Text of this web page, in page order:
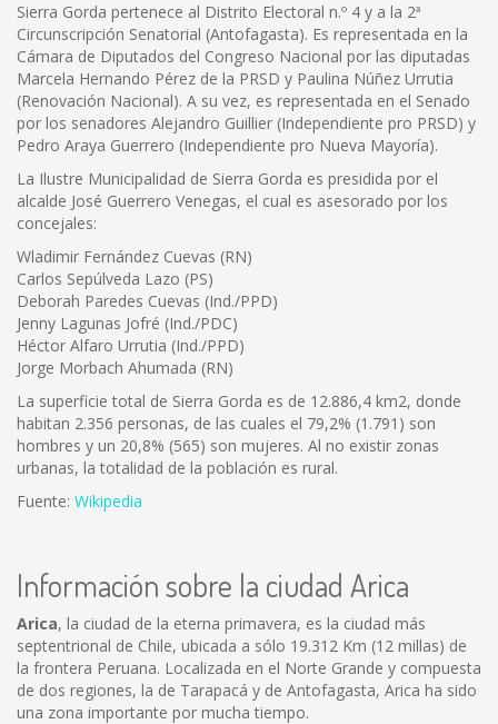
Sierra Gorda pertenece al Distrito Electoral n.º 4 y a la 2ª
Circunscripción Senatorial (Antofagasta). Es representada en la
Cámara de Diputados del Congreso Nacional por las diputadas
Marcela Hernando Pérez de la PRSD y Paulina Núñez Urrutia
(Renovación Nacional). A su vez, es representada en el Senado
por los senadores Alejandro Guillier (Independiente pro PRSD) y
Pedro Araya Guerrero (Independiente pro Nueva Mayoría).
La Ilustre Municipalidad de Sierra Gorda es presidida por el
alcalde José Guerrero Venegas, el cual es asesorado por los
concejales:
Wladimir Fernández Cuevas (RN)
Carlos Sepúlveda Lazo (PS)
Deborah Paredes Cuevas (Ind./PPD)
Jenny Lagunas Jofré (Ind./PDC)
Héctor Alfaro Urrutia (Ind./PPD)
Jorge Morbach Ahumada (RN)
La superficie total de Sierra Gorda es de 12.886,4 km2, donde
habitan 2.356 personas, de las cuales el 79,2% (1.791) son
hombres y un 20,8% (565) son mujeres. Al no existir zonas
urbanas, la totalidad de la población es rural.
Fuente: Wikipedia
Información sobre la ciudad Arica
Arica, la ciudad de la eterna primavera, es la ciudad más
septentrional de Chile, ubicada a sólo 19.312 Km (12 millas) de
la frontera Peruana. Localizada en el Norte Grande y compuesta
de dos regiones, la de Tarapacá y de Antofagasta, Arica ha sido
una zona importante por mucha tiempo.